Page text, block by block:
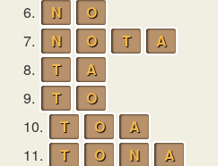
6.
N
O
7.
N O T
A
8.
T
A
9.
T
O
10.
T O
A
11.
T O N
A